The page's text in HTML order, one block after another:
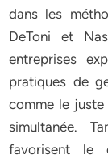
dans les
DeToni et
entreprises
pratiques de
comme le juste
simultanée.
favorisent le